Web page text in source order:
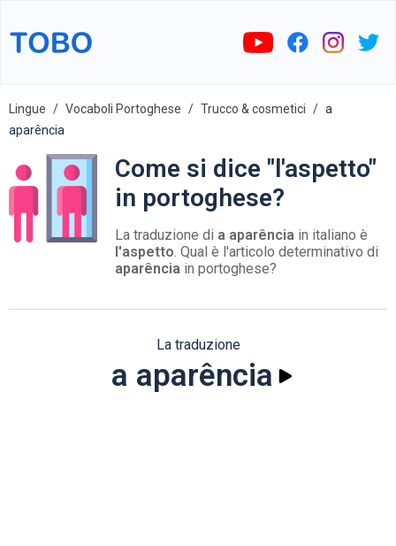
Lingue Vocaboli Portoghese Trucco & cosmetici
a
aparência
Come si dice "l'aspetto"
in portoghese?
La traduzione di a aparência in italiano è
l'aspetto. Qual è l'articolo determinativo di
aparência in portoghese?
La traduzione
a aparência